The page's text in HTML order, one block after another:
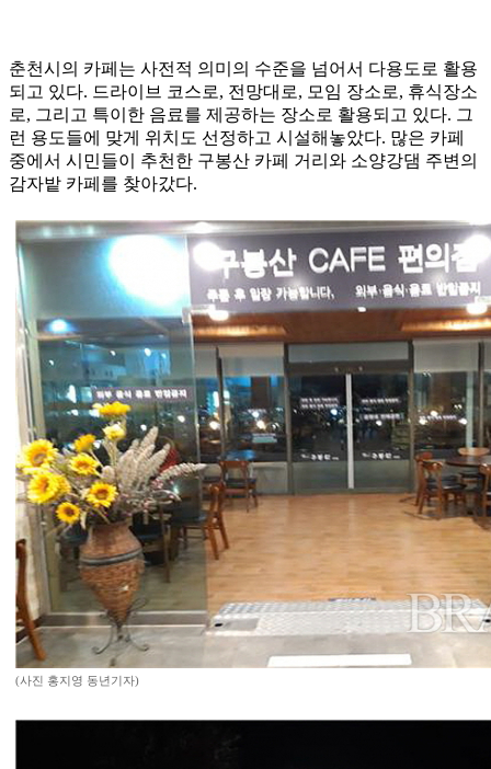
춘천시의 카페는 사전적 의미의 수준을 넘어서 다용도로 활용
되고 있다. 드라이브 코스로, 전망대로, 모임 장소로, 휴식장소
로, 그리고 특이한 음료를 제공하는 장소로 활용되고 있다. 그
런 용도들에 맞게 위치도 선정하고 시설해놓았다. 많은 카페
중에서 시민들이 추천한 구봉산 카페 거리와 소양강댐 주변의
감자밭 카페를 찾아갔다.
(사진 홍지영 동년기자)